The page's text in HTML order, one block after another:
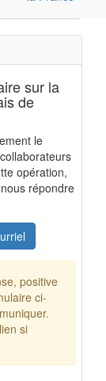
sur la
de
le
opération,
répondre
positive
ci-
si